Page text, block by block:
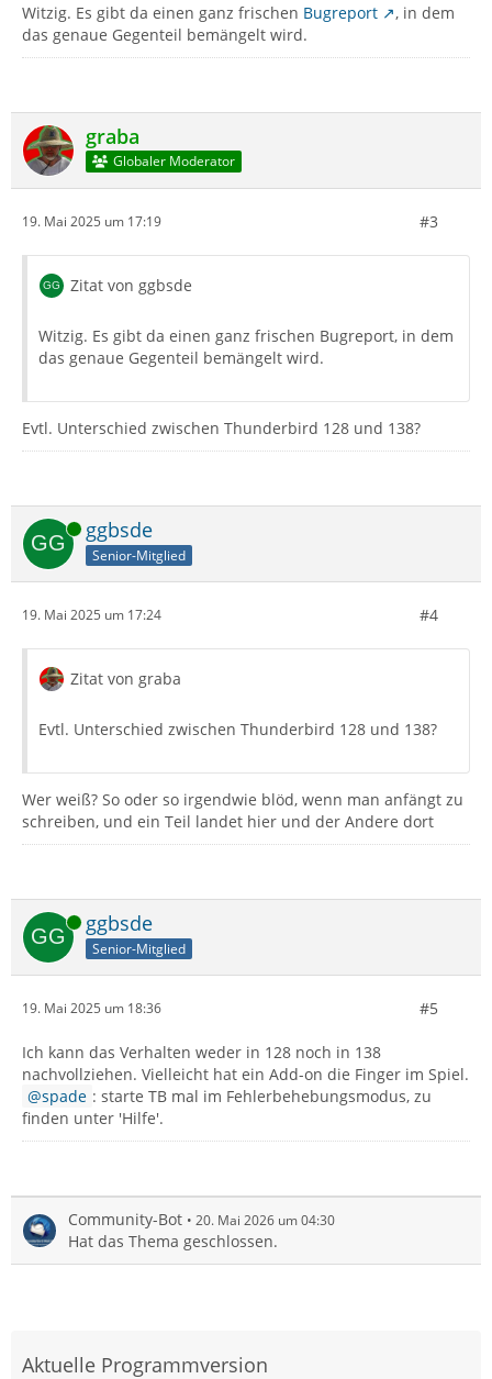
Witzig. Es gibt da einen ganz frischen Bugreport
, in dem
das genaue Gegenteil bemängelt wird.
graba
Globaler Moderator
19. Mai 2025 um 17:19 #3
Zitat von ggbsde
Witzig. Es gibt da einen ganz frischen Bugreport, in dem
das genaue Gegenteil bemängelt wird.
Evtl. Unterschied zwischen Thunderbird 128 und 138?
Online ggbsde
Senior-Mitglied
19. Mai 2025 um 17:24 #4
Zitat von graba
Evtl. Unterschied zwischen Thunderbird 128 und 138?
Wer weiß? So oder so irgendwie blöd, wenn man anfängt zu
schreiben, und ein Teil landet hier und der Andere dort
Online ggbsde
Senior-Mitglied
19. Mai 2025 um 18:36 #5
Ich kann das Verhalten weder in 128 noch in 138
nachvollziehen. Vielleicht hat ein Add-on die Finger im Spiel.
spade : starte TB mal im Fehlerbehebungsmodus, zu
finden unter 'Hilfe'.
Community-Bot 20. Mai 2026 um 04:30
Hat das Thema geschlossen.
Aktuelle Programmversion